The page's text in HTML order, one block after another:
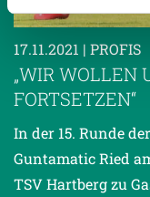
Weitere Details,
Empfänger
17.11.2021 | PROFIS
„WIR WOLLEN
FORTSETZEN“
In der 15. Runde
Guntamatic Ried
TSV Hartberg zu